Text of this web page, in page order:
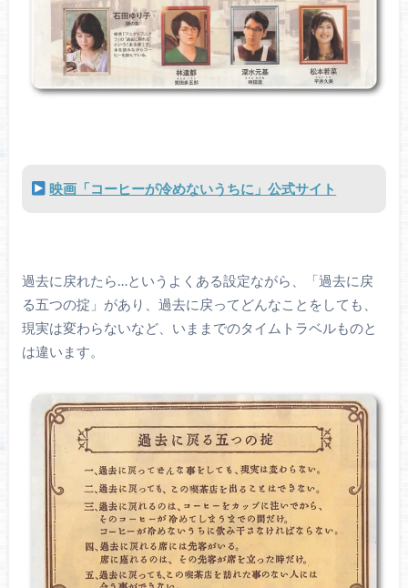
映画「コーヒーが冷めないうちに」公式サイト
過去に戻れたら…というよくある設定ながら、「過去に戻
る五つの掟」があり、過去に戻ってどんなことをしても、
現実は変わらないなど、いままでのタイムトラベルものと
は違います。